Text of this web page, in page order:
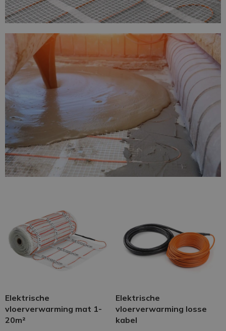
Elektrische
vloerverwarming mat 1-
20m²
Elektrische
vloerverwarming losse
kabel